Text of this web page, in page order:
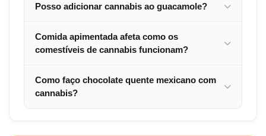
Posso adicionar cannabis ao guacamole?
Comida apimentada afeta como os
comestíveis de cannabis funcionam?
Como faço chocolate quente mexicano com
cannabis?